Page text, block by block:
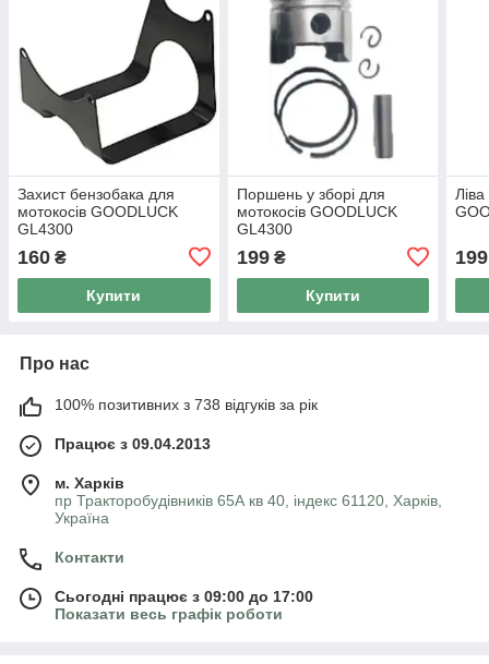
Захист бензобака для
мотокосів GOODLUCK
GL4300
160 ₴
Купити
Поршень у зборі для
мотокосів GOODLUCK
GL4300
199₴
Купити
199
Про нас
100% позитивних з 738 відгуків за рік
Працює з 09.04.2013
м. Харків
пр Тракторобудівників 65А кв 40, індекс 61120, Харків,
Україна
Контакти
Сьогодні працює з 09:00 до 17:00
Показати весь графік роботи